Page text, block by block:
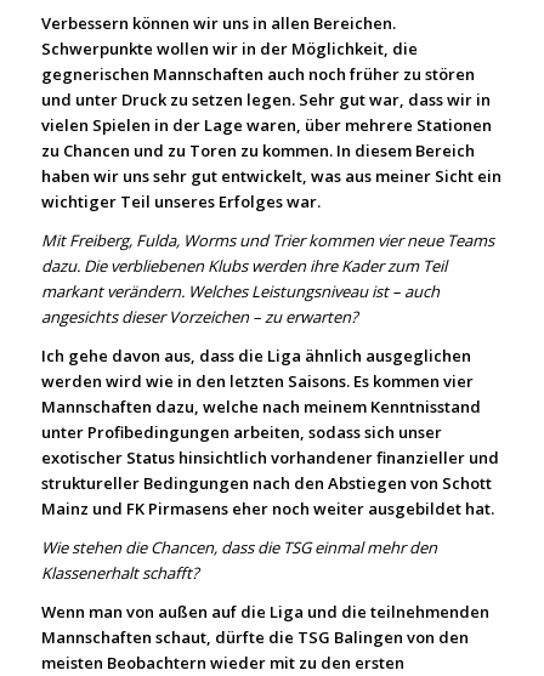
Verbessern können wir uns in allen Bereichen.
Schwerpunkte wollen wir in der Möglichkeit, die
gegnerischen Mannschaften auch noch früher zu stören
und unter Druck zu setzen legen. Sehr gut war, dass wir in
vielen Spielen in der Lage waren, über mehrere Stationen
zu Chancen und zu Toren zu kommen. In diesem Bereich
haben wir uns sehr gut entwickelt, was aus meiner Sicht ein
wichtiger Teil unseres Erfolges war.
Mit Freiberg, Fulda, Worms und Trier kommen vier neue Teams
dazu. Die verbliebenen Klubs werden ihre Kader zum Teil
markant verändern. Welches Leistungsniveau ist – auch
angesichts dieser Vorzeichen – zu erwarten?
Ich gehe davon aus, dass die Liga ähnlich ausgeglichen
werden wird wie in den letzten Saisons. Es kommen vier
Mannschaften dazu, welche nach meinem Kenntnisstand
unter Profibedingungen arbeiten, sodass sich unser
exotischer Status hinsichtlich vorhandener finanzieller und
struktureller Bedingungen nach den Abstiegen von Schott
Mainz und FK Pirmasens eher noch weiter ausgebildet hat.
Wie stehen die Chancen, dass die TSG einmal mehr den
Klassenerhalt schafft?
Wenn man von außen auf die Liga und die teilnehmenden
Mannschaften schaut, dürfte die TSG Balingen von den
meisten Beobachtern wieder mit zu den ersten